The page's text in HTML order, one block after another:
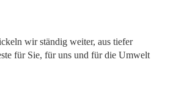
wir ständig weiter, aus tiefer
für Sie, für uns und für die Umwelt